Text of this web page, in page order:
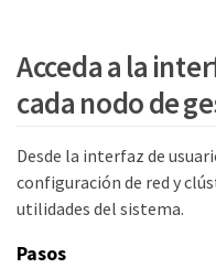
Acceda a la
cada nodo de
Desde la interfaz de
configuración de red y
utilidades del sistema.
Pasos